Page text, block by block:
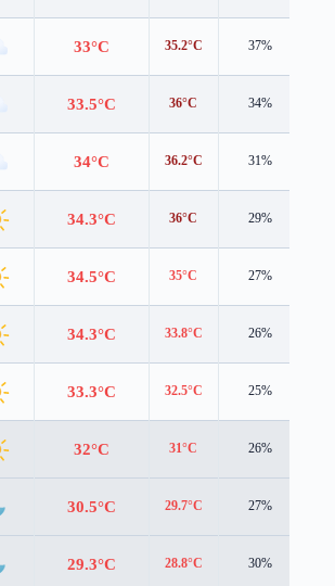
33°C 35.2°C 37%
33.5°C 36°C 34%
34°C 36.2°C 31%
34.3°C 36°C 29%
34.5°C 35°C 27%
34.3°C 33.8°C 26%
33.3°C 32.5°C 25%
32°C 31°C 26%
30.5°C 29.7°C 27%
29.3°C 28.8°C 30%